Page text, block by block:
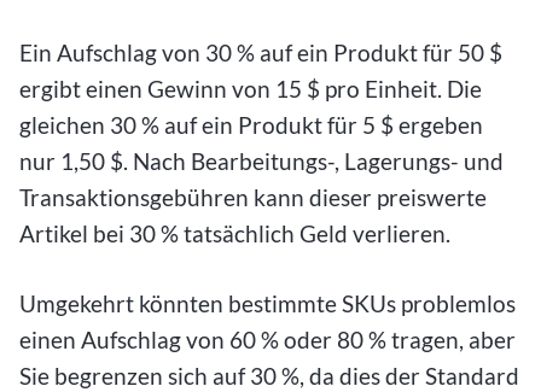
Ein Aufschlag von 30 % auf ein Produkt für 50 $
ergibt einen Gewinn von 15 $ pro Einheit. Die
gleichen 30 % auf ein Produkt für 5 $ ergeben
nur 1,50 $. Nach Bearbeitungs-, Lagerungs- und
Transaktionsgebühren kann dieser preiswerte
Artikel bei 30 % tatsächlich Geld verlieren.
Umgekehrt könnten bestimmte SKUs problemlos
einen Aufschlag von 60 % oder 80 % tragen, aber
Sie begrenzen sich auf 30 %, da dies der Standard